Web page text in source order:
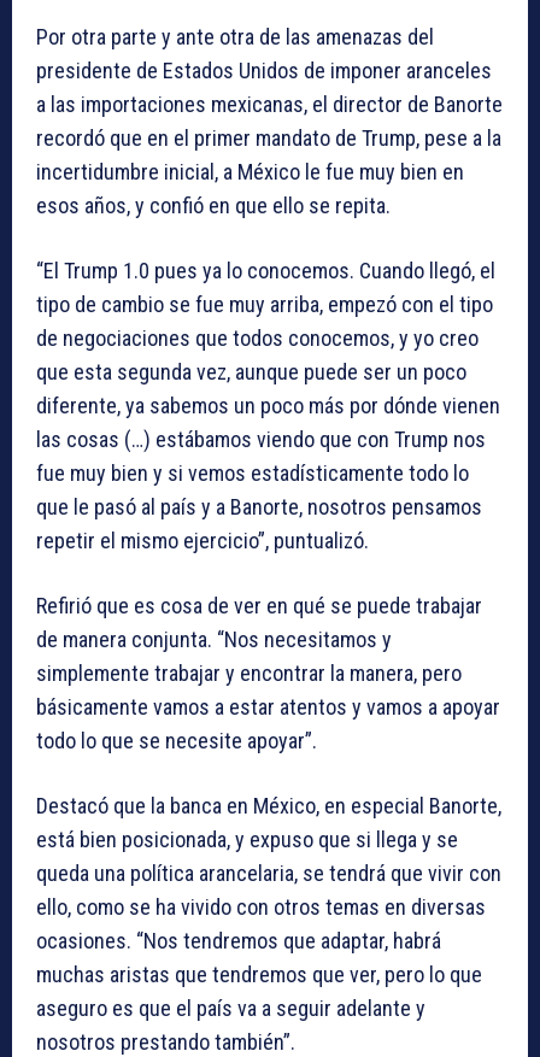
Por otra parte y ante otra de las amenazas del
presidente de Estados Unidos de imponer aranceles
a las importaciones mexicanas, el director de Banorte
recordó que en el primer mandato de Trump, pese a la
incertidumbre inicial, a México le fue muy bien en
esos años, y confió en que ello se repita.
“El Trump 1.0 pues ya lo conocemos. Cuando llegó, el
tipo de cambio se fue muy arriba, empezó con el tipo
de negociaciones que todos conocemos, y yo creo
que esta segunda vez, aunque puede ser un poco
diferente, ya sabemos un poco más por dónde vienen
las cosas (…) estábamos viendo que con Trump nos
fue muy bien y si vemos estadísticamente todo lo
que le pasó al país y a Banorte, nosotros pensamos
repetir el mismo ejercicio”, puntualizó.
Refirió que es cosa de ver en qué se puede trabajar
de manera conjunta. “Nos necesitamos y
simplemente trabajar y encontrar la manera, pero
básicamente vamos a estar atentos y vamos a apoyar
todo lo que se necesite apoyar”.
Destacó que la banca en México, en especial Banorte,
está bien posicionada, y expuso que si llega y se
queda una política arancelaria, se tendrá que vivir con
ello, como se ha vivido con otros temas en diversas
ocasiones. “Nos tendremos que adaptar, habrá
muchas aristas que tendremos que ver, pero lo que
aseguro es que el país va a seguir adelante y
nosotros prestando también”.